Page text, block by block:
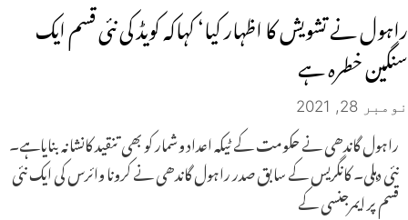
راہول نے تشویش کا اظہار کیا‘ کہاکہ کویڈ کی نئی قسم ایک
سنگین خطرہ ہے
نومبر 28, 2021
راہول گاندھی نے حکومت کے ٹیکہ اعداد وشمار کو بھی تنقید کانشانہ بنایاہے۔
نئی دہلی۔ کانگریس کے سابق صدر راہول گاندھی نے کرونا وائرس کی ایک نئی
قسم پر ایمرجنسی کے